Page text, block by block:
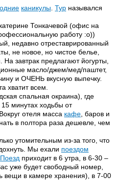
каникулы Тур назывался
Тонкачевой (офис на
работу :о))
недавно отреставрированный
не новое, но чистое белье,
завтрак предлагают йогурты,
масло/джем/мед/паштет,
и ОЧЕНЬ вкусную выпечку.
хватит всем.
спальная окраина), где
15 минутах ходьбы от
Вокруг отеля масса кафе , баров и
в полтора раза дешевле, чем
утомительным из-за того, что
Мы ехали поездом
Поезд приходит в 6 утра, в 6-30 –
уже будет свободный номер,
вещи в камере хранения), в 7-00